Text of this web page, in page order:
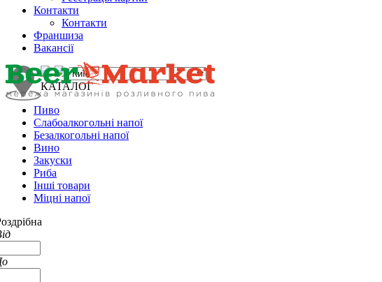
Контакти
Контакти
Франшиза
Вакансії
КАТАЛОГ
Пиво
Слабоалкогольні напої
Безалкогольні напої
Вино
Закуски
Риба
Інші товари
Міцні напої